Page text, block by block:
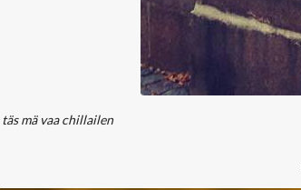
täs mä vaa chillailen